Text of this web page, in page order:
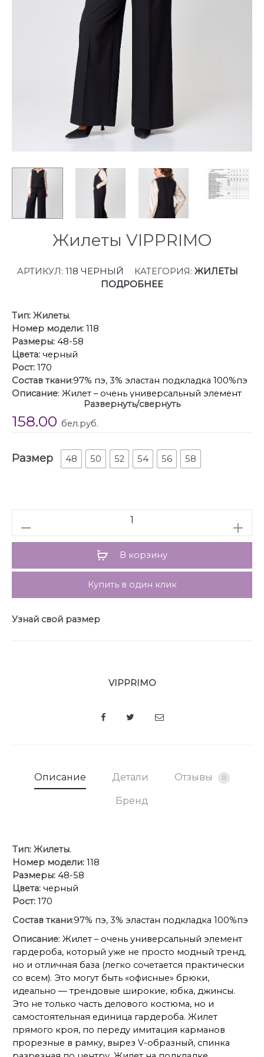
Жилеты VIPPRIMO
АРТИКУЛ: 118 ЧЕРНЫЙ КАТЕГОРИЯ: ЖИЛЕТЫ
ПОДРОБНЕЕ
Тип: Жилеты.
Номер модели: 118
Размеры: 48-58
Цвета: черный
Рост: 170
Состав ткани:97% пэ, 3% эластан подкладка 100%пэ
Описание: Жилет – очень универсальный элемент
гардероба, который уже не просто модный тренд,
но и отличная база (легко сочетается практически
Это не только часть делового костюма, но и
самостоятельная единица гардероба. Жилет
разрезная по центру. Жилет на подкладке.
Идеально можно сочетать с брюками или юбкой
нашего брэнда (товары на фото): брюки модель 115,
юбка модель 117. Наслаждайтесь и будьте
стильными, надевая модную жилетку в актуальных
образах!
Развернуть/свернуть
158.00 бел.руб.
Размер 48 50 52 54 56 58
В корзину
Купить в один клик
Узнай свой размер
VIPPRIMO
SHARE
Описание Детали Отзывы 0
Бренд
Тип: Жилеты.
Номер модели: 118
Размеры: 48-58
Цвета: черный
Рост: 170
Состав ткани:97% пэ, 3% эластан подкладка 100%пэ
Описание: Жилет – очень универсальный элемент
гардероба, который уже не просто модный тренд,
но и отличная база (легко сочетается практически
со всем). Это могут быть «офисные» брюки,
идеально — трендовые широкие, юбка, джинсы.
Это не только часть делового костюма, но и
самостоятельная единица гардероба. Жилет
прямого кроя, по переду имитация карманов
прорезные в рамку, вырез V-образный, спинка